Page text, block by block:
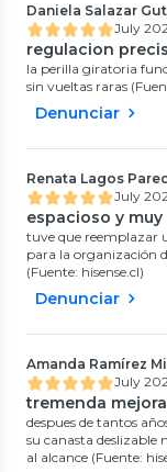
Daniela Salazar
July
regulacion
la perilla giratoria
sin vueltas raras
Denunciar
Renata Lagos
July
espacioso y
tuve que reemplazar
para la organización
(Fuente: hisense.cl)
Denunciar
Amanda Ramírez
July
tremenda
despues de tantos
su canasta deslizable
al alcance (Fuente: